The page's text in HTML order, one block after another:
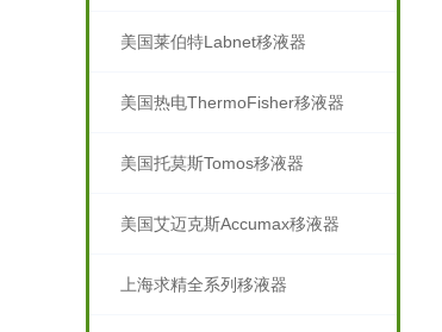
美国莱伯特Labnet移液器
美国热电ThermoFisher移液器
美国托莫斯Tomos移液器
美国艾迈克斯Accumax移液器
上海求精全系列移液器